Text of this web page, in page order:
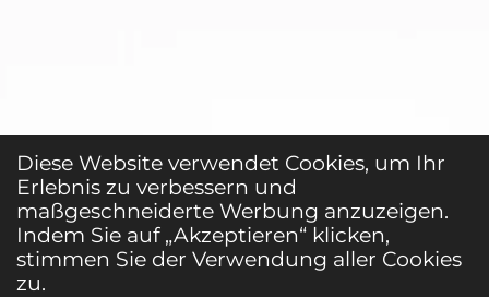
Diese Website verwendet Cookies, um Ihr
Erlebnis zu verbessern und
maßgeschneiderte Werbung anzuzeigen.
Indem Sie auf „Akzeptieren“ klicken,
stimmen Sie der Verwendung aller Cookies
zu.